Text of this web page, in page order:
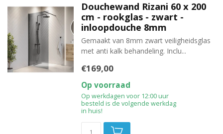
Douchewand Rizani 60 x 200
cm - rookglas - zwart -
inloopdouche 8mm
Gemaakt van 8mm zwart veiligheidsglas
met anti kalk behandeling. Inclu...
€169,00
Op voorraad
Op werkdagen voor 12:00 uur
besteld is de volgende werkdag
in huis!